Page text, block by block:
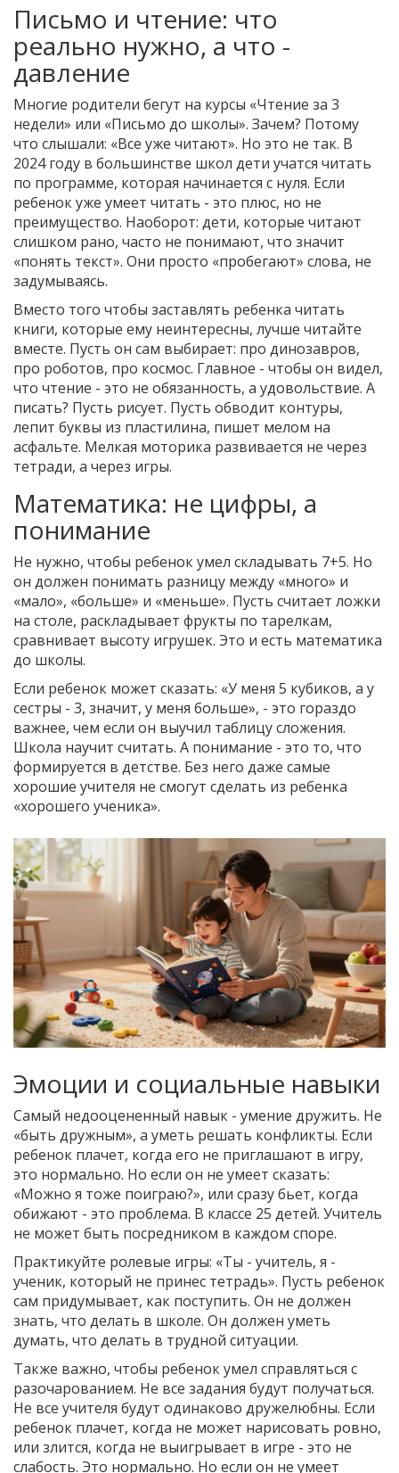
Письмо и чтение: что
реально нужно, а что -
давление
Многие родители бегут на курсы «Чтение за 3
недели» или «Письмо до школы». Зачем? Потому
что слышали: «Все уже читают». Но это не так. В
2024 году в большинстве школ дети учатся читать
по программе, которая начинается с нуля. Если
ребенок уже умеет читать - это плюс, но не
преимущество. Наоборот: дети, которые читают
слишком рано, часто не понимают, что значит
«понять текст». Они просто «пробегают» слова, не
задумываясь.
Вместо того чтобы заставлять ребенка читать
книги, которые ему неинтересны, лучше читайте
вместе. Пусть он сам выбирает: про динозавров,
про роботов, про космос. Главное - чтобы он видел,
что чтение - это не обязанность, а удовольствие. А
писать? Пусть рисует. Пусть обводит контуры,
лепит буквы из пластилина, пишет мелом на
асфальте. Мелкая моторика развивается не через
тетради, а через игры.
Математика: не цифры, а
понимание
Не нужно, чтобы ребенок умел складывать 7+5. Но
он должен понимать разницу между «много» и
«мало», «больше» и «меньше». Пусть считает ложки
на столе, раскладывает фрукты по тарелкам,
сравнивает высоту игрушек. Это и есть математика
до школы.
Если ребенок может сказать: «У меня 5 кубиков, а у
сестры - 3, значит, у меня больше», - это гораздо
важнее, чем если он выучил таблицу сложения.
Школа научит считать. А понимание - это то, что
формируется в детстве. Без него даже самые
хорошие учителя не смогут сделать из ребенка
«хорошего ученика».
Эмоции и социальные навыки
Самый недооцененный навык - умение дружить. Не
«быть дружным», а уметь решать конфликты. Если
ребенок плачет, когда его не приглашают в игру,
это нормально. Но если он не умеет сказать:
«Можно я тоже поиграю?», или сразу бьет, когда
обижают - это проблема. В классе 25 детей. Учитель
не может быть посредником в каждом споре.
Практикуйте ролевые игры: «Ты - учитель, я -
ученик, который не принес тетрадь». Пусть ребенок
сам придумывает, как поступить. Он не должен
знать, что делать в школе. Он должен уметь
думать, что делать в трудной ситуации.
Также важно, чтобы ребенок умел справляться с
разочарованием. Не все задания будут получаться.
Не все учителя будут одинаково дружелюбны. Если
ребенок плачет, когда не может нарисовать ровно,
или злится, когда не выигрывает в игре - это не
слабость. Это нормально. Но если он не умеет